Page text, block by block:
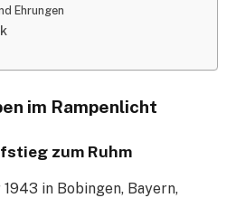
Ehrungen
im Rampenlicht
zum Ruhm
1943 in Bobingen, Bayern,